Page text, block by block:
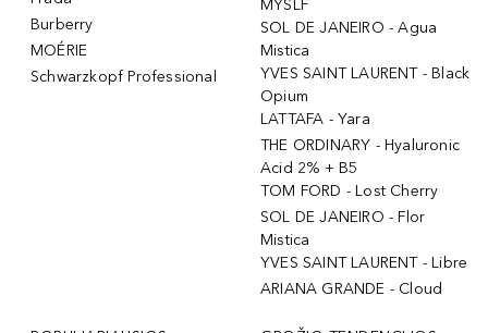
Burberry
MOÉRIE
Schwarzkopf Professional
MYSLF
SOL DE JANEIRO - Agua
Mistica
YVES SAINT LAURENT - Black
Opium
LATTAFA - Yara
THE ORDINARY - Hyaluronic
Acid 2% + B5
TOM FORD - Lost Cherry
SOL DE JANEIRO - Flor
Mistica
YVES SAINT LAURENT - Libre
ARIANA GRANDE - Cloud